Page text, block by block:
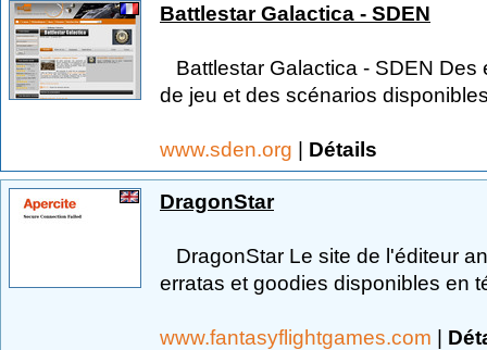
Battlestar Galactica - SDEN
Battlestar Galactica - SDEN
de jeu et des scénarios
www.sden.org | Détails
DragonStar
DragonStar Le site de l'éditeur
erratas et goodies disponibles en
www.fantasyflightgames.com |